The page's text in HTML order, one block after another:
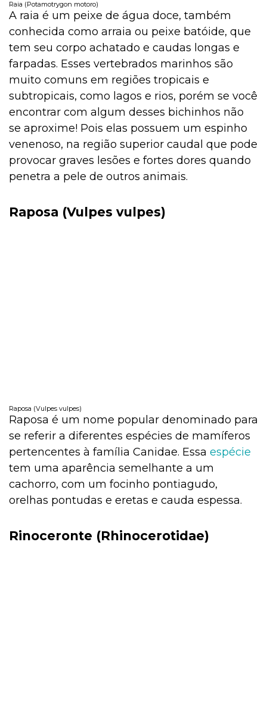
Raia (Potamotrygon motoro)
A raia é um peixe de água doce, também
conhecida como arraia ou peixe batóide, que
tem seu corpo achatado e caudas longas e
farpadas. Esses vertebrados marinhos são
muito comuns em regiões tropicais e
subtropicais, como lagos e rios, porém se você
encontrar com algum desses bichinhos não
se aproxime! Pois elas possuem um espinho
venenoso, na região superior caudal que pode
provocar graves lesões e fortes dores quando
penetra a pele de outros animais.
Raposa (Vulpes vulpes)
Raposa (Vulpes vulpes)
Raposa é um nome popular denominado para
se referir a diferentes espécies de mamíferos
pertencentes à família Canidae. Essa espécie
tem uma aparência semelhante a um
cachorro, com um focinho pontiagudo,
orelhas pontudas e eretas e cauda espessa.
Rinoceronte (Rhinocerotidae)